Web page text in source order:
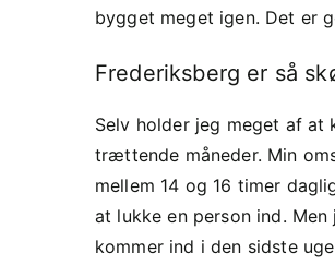
bygget meget igen. Det er
Frederiksberg er så
Selv holder jeg meget af at
trættende måneder. Min
mellem 14 og 16 timer
at lukke en person ind.
kommer ind i den sidste